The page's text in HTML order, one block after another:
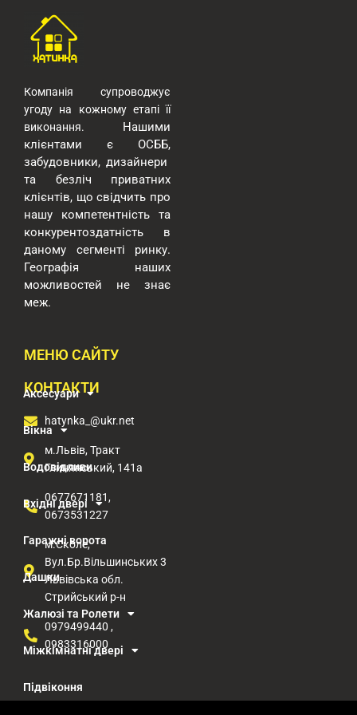
Компанія супроводжує
угоду на кожному етапі її
виконання. Нашими
клієнтами є ОСББ,
забудовники, дизайнери
та безліч приватних
клієнтів, що свідчить про
нашу компетентність та
конкурентоздатність в
даному сегменті ринку.
Географія наших
можливостей не знає
меж.
МЕНЮ САЙТУ
Аксесуари
Вікна
Водовідливи
Вхідні двері
Гаражні ворота
Дашки
Жалюзі та Ролети
Міжкімнатні двері
Підвіконня
КОНТАКТИ
hatynka_@ukr.net
м.Львів, Тракт
Глинянський, 141а
0677671181,
0673531227
м.Сколе,
Вул.Бр.Вільшинських 3
Львівська обл.
Стрийський р-н​
0979499440 ,
0983316000